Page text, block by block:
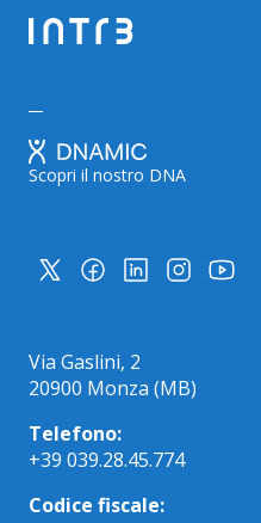
Scopri il nostro DNA
Via Gaslini, 2
20900 Monza (MB)
Telefono:
+39 039.28.45.774
Codice fiscale: